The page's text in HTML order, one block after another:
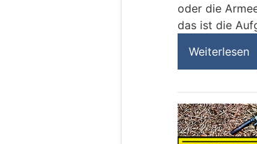
oder die
das ist die
Weiterlesen